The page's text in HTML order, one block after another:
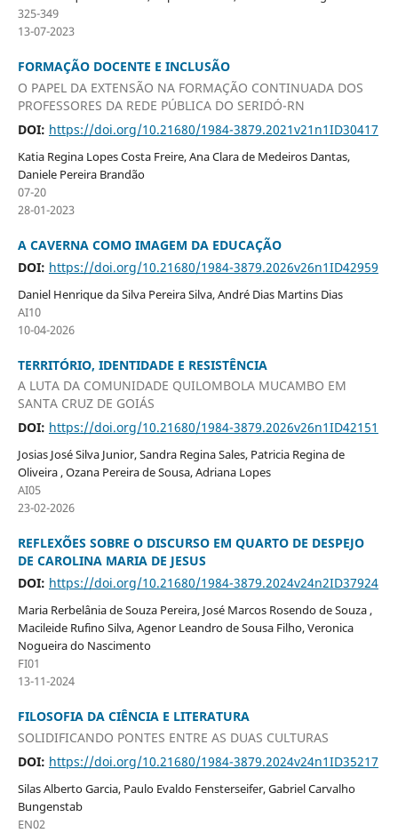
325-349
13-07-2023
FORMAÇÃO DOCENTE E INCLUSÃO
O PAPEL DA EXTENSÃO NA FORMAÇÃO CONTINUADA DOS
PROFESSORES DA REDE PÚBLICA DO SERIDÓ-RN
DOI: https://doi.org/10.21680/1984-3879.2021v21n1ID30417
Katia Regina Lopes Costa Freire, Ana Clara de Medeiros Dantas,
Daniele Pereira Brandão
07-20
28-01-2023
A CAVERNA COMO IMAGEM DA EDUCAÇÃO
DOI: https://doi.org/10.21680/1984-3879.2026v26n1ID42959
Daniel Henrique da Silva Pereira Silva, André Dias Martins Dias
AI10
10-04-2026
TERRITÓRIO, IDENTIDADE E RESISTÊNCIA
A LUTA DA COMUNIDADE QUILOMBOLA MUCAMBO EM
SANTA CRUZ DE GOIÁS
DOI: https://doi.org/10.21680/1984-3879.2026v26n1ID42151
Josias José Silva Junior, Sandra Regina Sales, Patricia Regina de
Oliveira , Ozana Pereira de Sousa, Adriana Lopes
AI05
23-02-2026
REFLEXÕES SOBRE O DISCURSO EM QUARTO DE DESPEJO
DE CAROLINA MARIA DE JESUS
DOI: https://doi.org/10.21680/1984-3879.2024v24n2ID37924
Maria Rerbelânia de Souza Pereira, José Marcos Rosendo de Souza ,
Macileide Rufino Silva, Agenor Leandro de Sousa Filho, Veronica
Nogueira do Nascimento
FI01
13-11-2024
FILOSOFIA DA CIÊNCIA E LITERATURA
SOLIDIFICANDO PONTES ENTRE AS DUAS CULTURAS
DOI: https://doi.org/10.21680/1984-3879.2024v24n1ID35217
Silas Alberto Garcia, Paulo Evaldo Fensterseifer, Gabriel Carvalho
Bungenstab
EN02